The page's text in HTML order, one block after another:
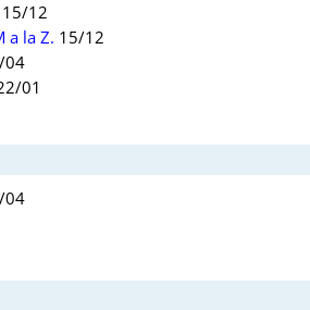
15/12
a la Z. 15/12
04
01
04